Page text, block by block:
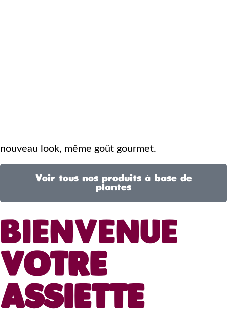
nouveau look, même goût gourmet.
Voir tous nos produits à base de
plantes
BIENVENUE
VOTRE
ASSIETTE